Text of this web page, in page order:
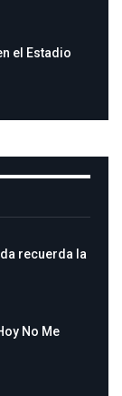
el Estadio
recuerda la
No Me